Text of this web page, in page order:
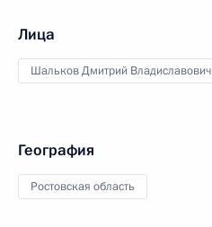
Лица
Шальков Дмитрий Владиславович
География
Ростовская область